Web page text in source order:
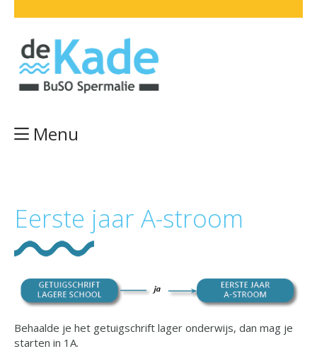
Menu
Eerste jaar A-stroom
Behaalde je het getuigschrift lager onderwijs, dan mag je
starten in 1A.